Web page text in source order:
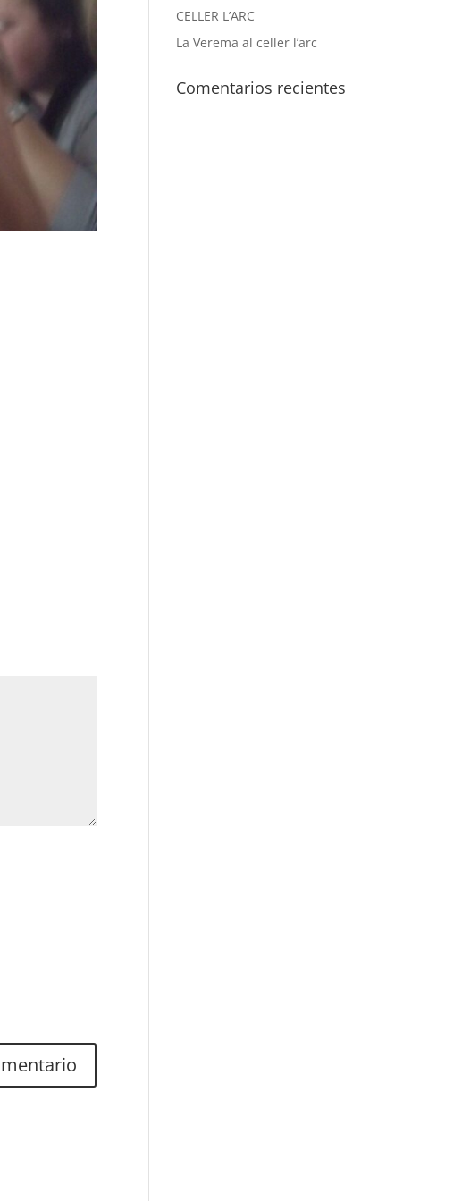
CELLER L’ARC
La Verema al celler l’arc
Comentarios recientes